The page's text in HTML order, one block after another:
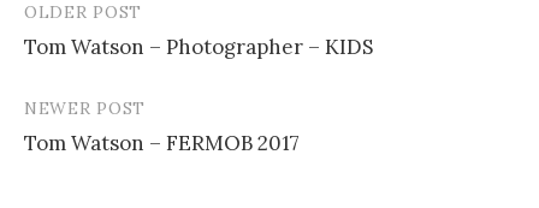
Post
navigation
OLDER POST
Tom Watson – Photographer – KIDS
NEWER POST
Tom Watson – FERMOB 2017